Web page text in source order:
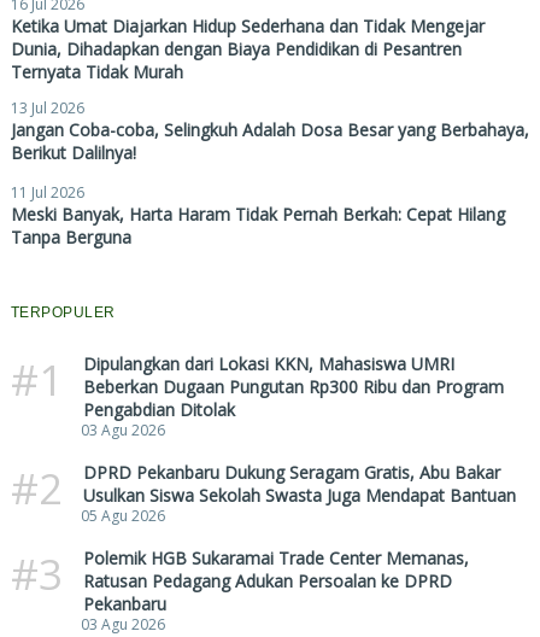
16 Jul 2026
Ketika Umat Diajarkan Hidup Sederhana dan Tidak Mengejar
Dunia, Dihadapkan dengan Biaya Pendidikan di Pesantren
Ternyata Tidak Murah
13 Jul 2026
Jangan Coba-coba, Selingkuh Adalah Dosa Besar yang Berbahaya,
Berikut Dalilnya!
11 Jul 2026
Meski Banyak, Harta Haram Tidak Pernah Berkah: Cepat Hilang
Tanpa Berguna
TERPOPULER
#1
Dipulangkan dari Lokasi KKN, Mahasiswa UMRI
Beberkan Dugaan Pungutan Rp300 Ribu dan Program
Pengabdian Ditolak
03 Agu 2026
#2
DPRD Pekanbaru Dukung Seragam Gratis, Abu Bakar
Usulkan Siswa Sekolah Swasta Juga Mendapat Bantuan
05 Agu 2026
#3
Polemik HGB Sukaramai Trade Center Memanas,
Ratusan Pedagang Adukan Persoalan ke DPRD
Pekanbaru
03 Agu 2026